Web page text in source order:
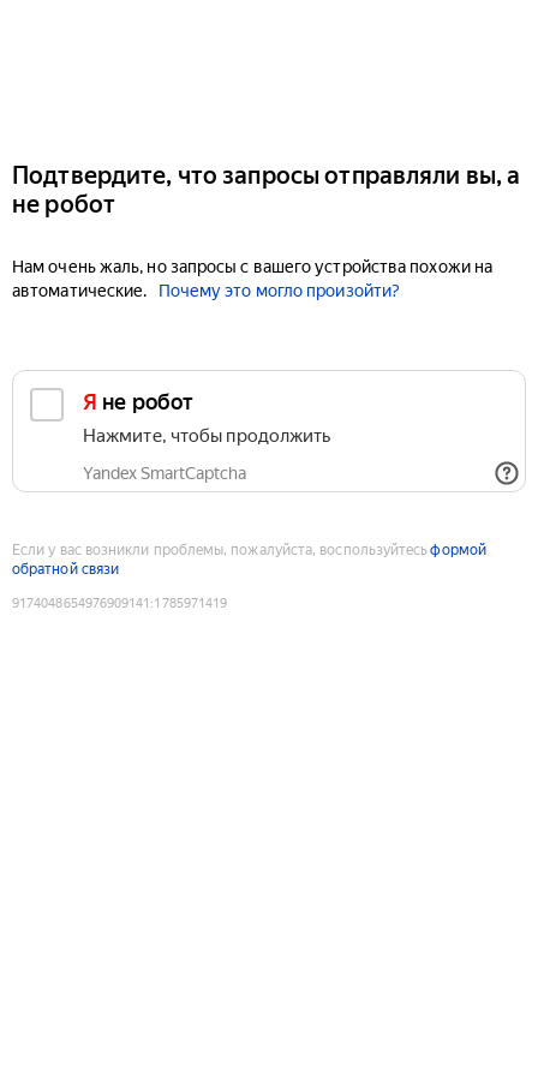
Подтвердите, что запросы отправляли вы, а
не робот
Нам очень жаль, но запросы с вашего устройства похожи на
автоматические.
Почему это могло произойти?
Я не робот
Нажмите, чтобы продолжить
Yandex SmartCaptcha
Если у вас возникли проблемы, пожалуйста, воспользуйтесьформой
обратной связи
9174048654976909141 :1785971419